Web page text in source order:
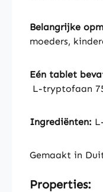
Belangrijke
moeders,
Eén tablet
L-tryptofaan
Ingrediënten:
Gemaakt in
Properties: